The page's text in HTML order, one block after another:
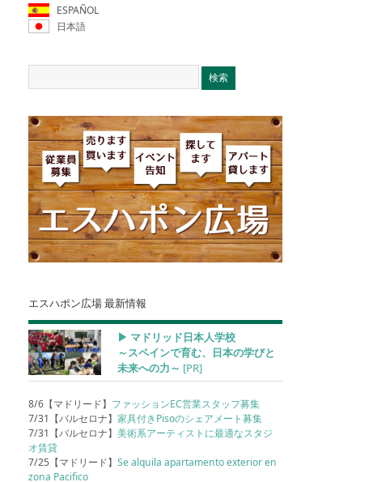
ESPAÑOL
日本語
エスハポン広場 最新情報
▶︎ マドリッド日本人学校
～スペインで育む、日本の学びと
未来への力～ [PR]
8/6【マドリード】 ファッションEC営業スタッフ募集
7/31【バルセロナ】家具付きPisoのシェアメート募集
7/31【バルセロナ】美術系アーティストに最適なスタジ
オ賃貸
7/25【マドリード】Se alquila apartamento exterior en
zona Pacifico